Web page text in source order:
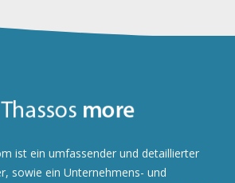
ist ein umfassender und detaillierter
sowie ein Unternehmens- und